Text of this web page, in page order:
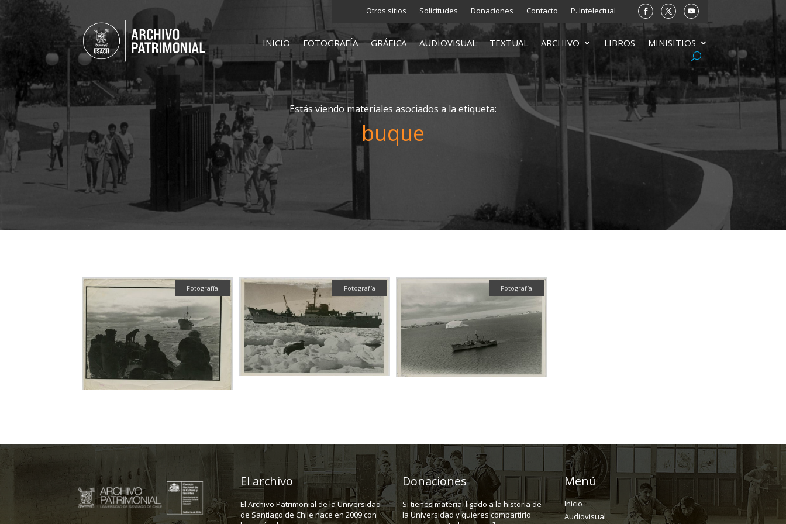
Otros sitios Solicitudes Donaciones Contacto P. Intelectual
INICIO FOTOGRAFÍA GRÁFICA AUDIOVISUAL TEXTUAL ARCHIVO LIBROS MINISITIOS
Estás viendo materiales asociados a la etiqueta:
buque
Fotografía Fotografía Fotografía
El archivo
El Archivo Patrimonial de la Universidad
de Santiago de Chile nace en 2009 con
Donaciones
Si tienes material ligado a la historia de
la Universidad y quieres compartirlo
Menú
Inicio
Audiovisual